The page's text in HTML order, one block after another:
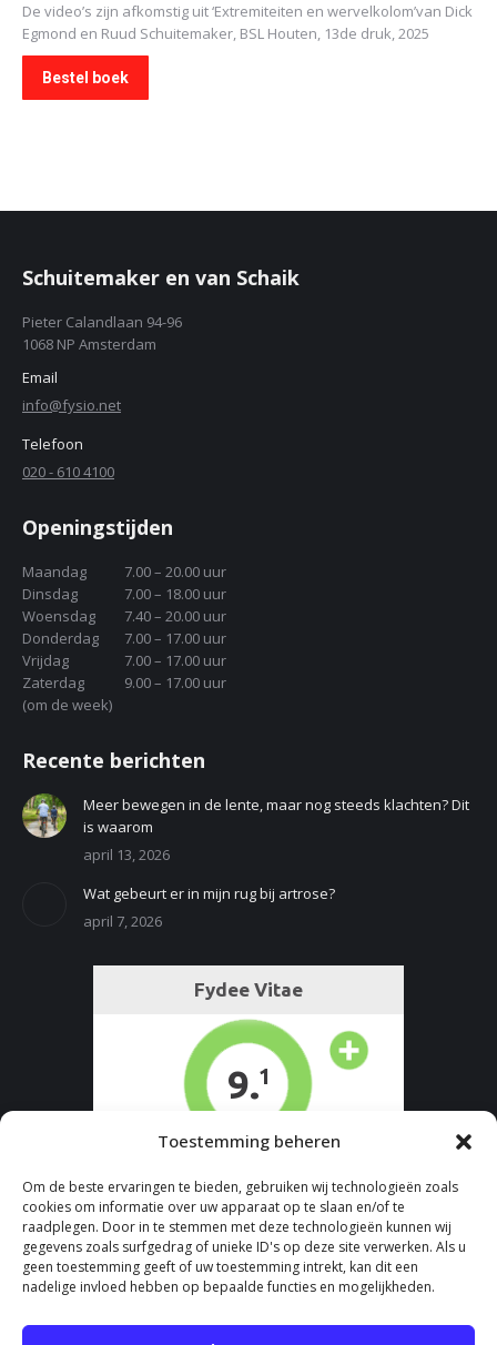
Toestemming beheren
Om de beste ervaringen te bieden, gebruiken wij technologieën zoals
cookies om informatie over uw apparaat op te slaan en/of te
raadplegen. Door in te stemmen met deze technologieën kunnen wij
gegevens zoals surfgedrag of unieke ID's op deze site verwerken. Als u
geen toestemming geeft of uw toestemming intrekt, kan dit een
nadelige invloed hebben op bepaalde functies en mogelijkheden.
De video’s zijn afkomstig uit‘Extremiteiten en wervelkolom’van Dick
Egmond en Ruud Schuitemaker, BSL Houten, 13de druk, 2025
Bestel boek
Schuitemaker en van Schaik
Pieter Calandlaan 94-96
1068 NP Amsterdam
Email
info@fysio.net
Telefoon
020 - 610 4100
Openingstijden
Maandag
7.00 – 20.00 uur
Dinsdag
7.00 – 18.00 uur
Woensdag
7.40 – 20.00 uur
Donderdag
7.00 – 17.00 uur
Vrijdag
7.00 – 17.00 uur
Zaterdag
9.00 – 17.00 uur
(om de week)
Recente berichten
Meer bewegen in de lente, maar nog steeds klachten? Dit
is waarom
april 13, 2026
Wat gebeurt er in mijn rug bij artrose?
april 7, 2026